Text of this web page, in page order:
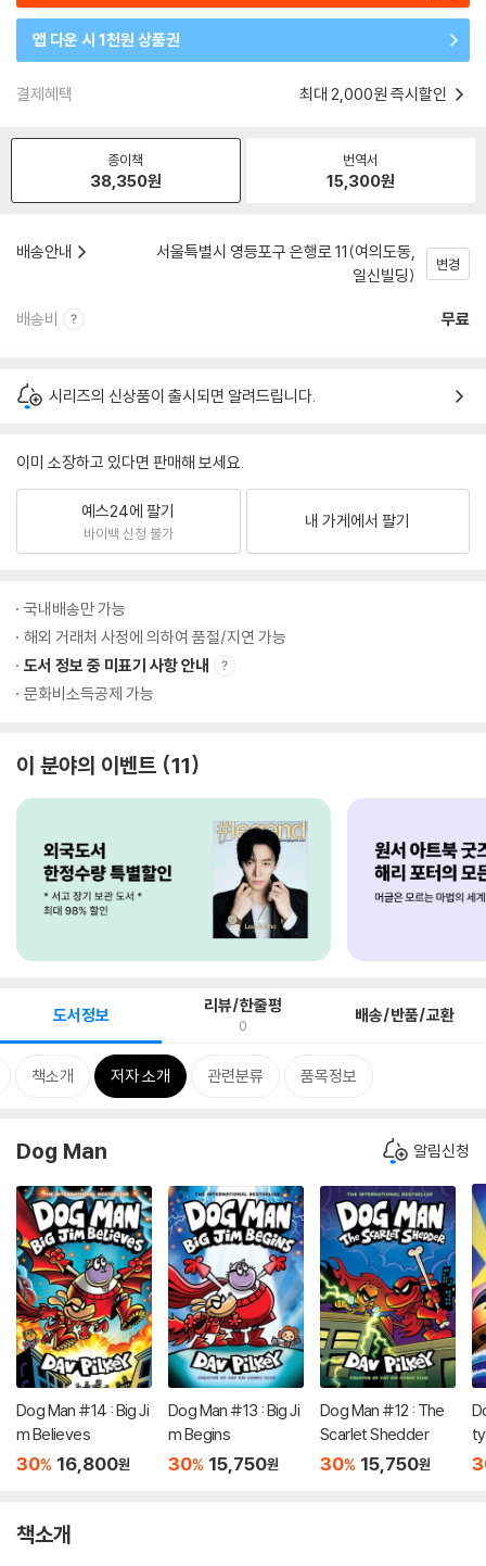
앱 다운 시 1천원 상품권
결제혜택 최대 2,000원 즉시할인
종이책
38,350원
번역서
15,300원
배송안내
서울특별시 영등포구 은행로 11(여의도동,
일신빌딩)
변경
배송비 무료
시리즈의 신상품이 출시되면 알려드립니다.
이미 소장하고 있다면 판매해 보세요.
예스24에 팔기
바이백 신청 불가
내 가게에서 팔기
국내배송만 가능
해외 거래처 사정에 의하여 품절/지연 가능
도서 정보 중 미표기 사항 안내
문화비소득공제 가능
이 분야의 이벤트 11
도서정보 리뷰/한줄평
0 배송/반품/교환
책소개 저자 소개 관련분류 품목정보
Dog Man 알림신청
Dog Man #14 : Big Ji
m Believes
30% 16,800원
Dog Man #13 : Big Ji
m Begins
30% 15,750원
Dog Man #12 : The
Scarlet Shedder
30% 15,750원
책소개